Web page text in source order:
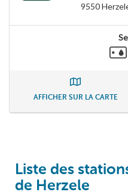
9550
AFFICHER SUR LA CARTE
Liste des
de Herzele